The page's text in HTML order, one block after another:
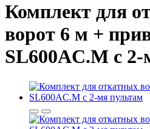
Комплект для
ворот 6 м +
SL600AC.M с